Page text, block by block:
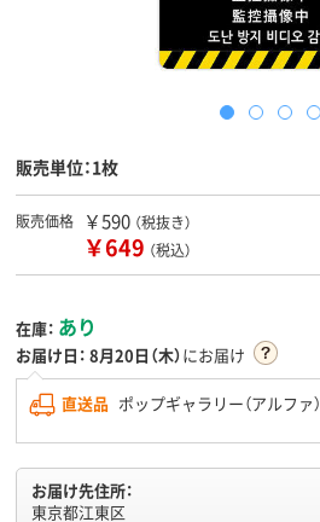
販売単位：1枚
販売価格 ￥590 （税抜き）
￥649 （税込）
在庫： あり
お届け日： 8月20日（木）にお届け
直送品 ポップギャラリー（アルファ）
お届け先住所：
東京都江東区